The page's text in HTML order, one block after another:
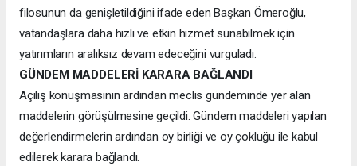
filosunun da genişletildiğini ifade eden Başkan Ömeroğlu,
vatandaşlara daha hızlı ve etkin hizmet sunabilmek için
yatırımların aralıksız devam edeceğini vurguladı.
GÜNDEM MADDELERİ KARARA BAĞLANDI
Açılış konuşmasının ardından meclis gündeminde yer alan
maddelerin görüşülmesine geçildi. Gündem maddeleri yapılan
değerlendirmelerin ardından oy birliği ve oy çokluğu ile kabul
edilerek karara bağlandı.